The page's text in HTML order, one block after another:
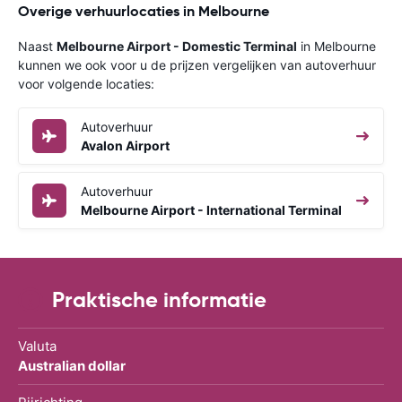
Overige verhuurlocaties in Melbourne
Naast Melbourne Airport - Domestic Terminal in Melbourne
kunnen we ook voor u de prijzen vergelijken van autoverhuur
voor volgende locaties:
Autoverhuur
Avalon Airport
Autoverhuur
Melbourne Airport - International Terminal
Praktische informatie
Valuta
Australian dollar